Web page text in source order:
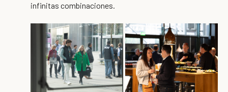
infinitas combinaciones.